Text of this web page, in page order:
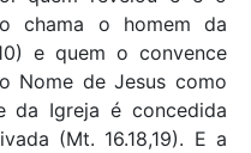
chama o homem da
e quem o convence
Nome de Jesus como
da Igreja é concedida
(Mt. 16.18,19). E a